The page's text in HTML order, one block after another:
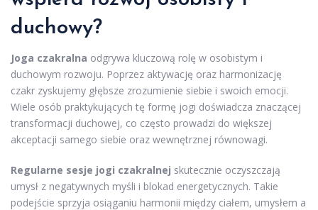
duchowy?
Joga czakralna odgrywa kluczową rolę w osobistym i
duchowym rozwoju. Poprzez aktywację oraz harmonizację
czakr zyskujemy głębsze zrozumienie siebie i swoich emocji.
Wiele osób praktykujących tę formę jogi doświadcza znaczącej
transformacji duchowej, co często prowadzi do większej
akceptacji samego siebie oraz wewnętrznej równowagi.
Regularne sesje jogi czakralnej skutecznie oczyszczają
umysł z negatywnych myśli i blokad energetycznych. Takie
podejście sprzyja osiąganiu harmonii między ciałem, umysłem a